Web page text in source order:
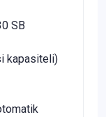
SB
kapasiteli)